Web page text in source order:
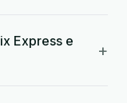
Express e
+